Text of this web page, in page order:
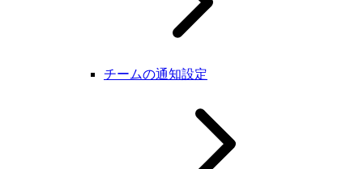
チームの通知設定